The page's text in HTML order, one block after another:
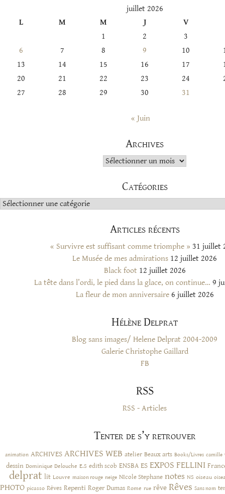
juillet 2026
L
M M J
V
1
2
3
6
7 8 9 10
13
14 15 16 17
20
21 22 23 24
27
28 29 30 31
« Juin
Archives
Archives
Catégories
Catégories
Articles récents
« Survivre est suffisant comme triomphe » 31 juillet
Le Musée de mes admirations 12 juillet 2026
Black foot 12 juillet 2026
La tête dans l’ordi, le pied dans la glace, on continue… 9
La fleur de mon anniversaire 6 juillet 2026
Hélène Delprat
Blog sans images/ Helene Delprat 2004-2009
Galerie Christophe Gaillard
FB
RSS
RSS - Articles
Tenter de s’y retrouver
animation ARCHIVES ARCHIVES WEB atelier Beaux arts Books/Livres camille
dessin Dominique Delouche E.S edith scob ENSBA ES EXPOS FELLINI
delprat lit Louvre maison rouge neige NIcole Stephane notes NS oiseau
PHOTO picasso Rêves Repenti Roger Dumas Rome rue rêve Rêves Sans nom